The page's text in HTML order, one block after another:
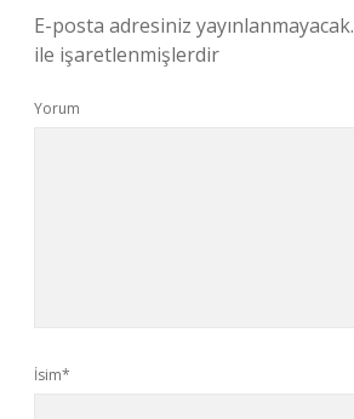
E-posta adresiniz yayınlanmayacak.
ile işaretlenmişlerdir
Yorum
İsim*